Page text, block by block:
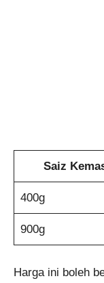
Saiz
400g
900g
Harga ini boleh